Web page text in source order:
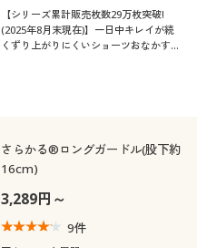
【シリーズ累計販売枚数29万枚突破!
(2025年8月末現在)】一日中キレイが続
くずり上がりにくいショーツおなかすっ
さらかる®ロングガードル(股下約
16cm)
3,289円～
9件